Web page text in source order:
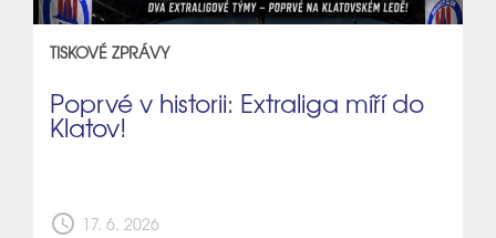
TISKOVÉ ZPRÁVY
Poprvé v historii: Extraliga míří do
Klatov!
schedule 17. 6. 2026